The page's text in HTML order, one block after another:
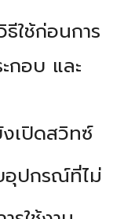
ใช้ก่อนการ
กอบ และ
เปิดสวิทซ์
อุปกรณ์ที่ไม่